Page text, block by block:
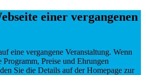
einer vergangenen
eine vergangene Veranstaltung. Wenn
Programm, Preise und Ehrungen
Sie die Details auf der Homepage zur